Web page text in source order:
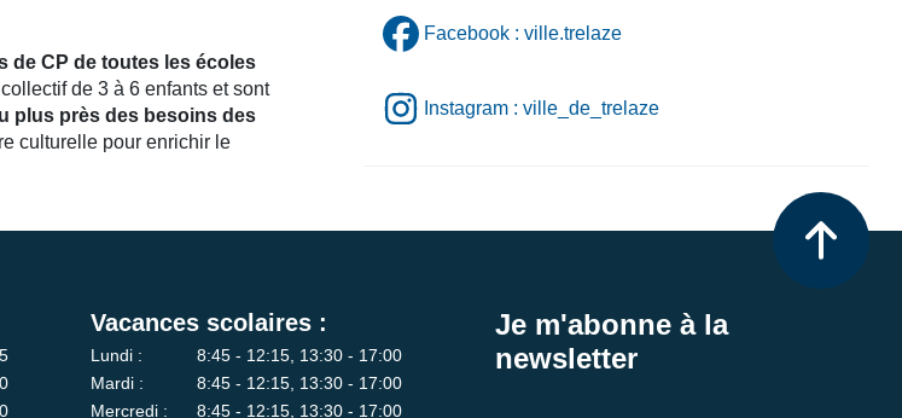
de CP de toutes les écoles
de 3 à 6 enfants et sont
plus près des besoins des
culturelle pour enrichir le
Facebook : ville.trelaze
Instagram : ville_de_trelaze
Vacances scolaires :
Lundi :
8:45 - 12:15, 13:30 - 17:00
Mardi :
8:45 - 12:15, 13:30 - 17:00
Mercredi :
8:45 - 12:15, 13:30 - 17:00
Je m'abonne à la
newsletter